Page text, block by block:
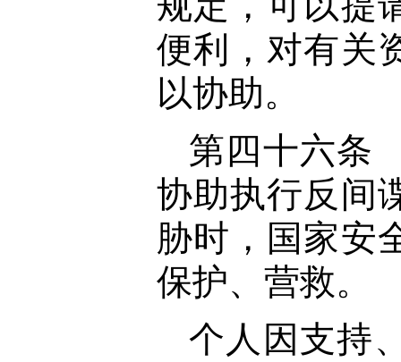
便利，对有关
以协助。
第四十六条
协助执行反间
胁时，国家安
保护、营救。
个人因支持